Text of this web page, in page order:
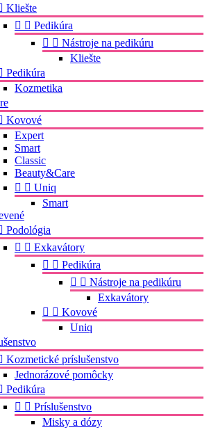
Kliešte
  Pedikúra
  Nástroje na pedikúru
Kliešte
Pedikúra
Kozmetika
Kovové
Expert
Smart
Classic
Beauty&Care
  Uniq
Smart
Podológia
  Exkavátory
  Pedikúra
  Nástroje na pedikúru
Exkavátory
  Kovové
Uniq
Kozmetické príslušenstvo
Jednorázové pomôcky
Pedikúra
  Príslušenstvo
Misky a dózy